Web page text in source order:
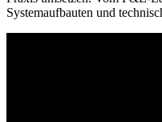
Systemaufbauten und